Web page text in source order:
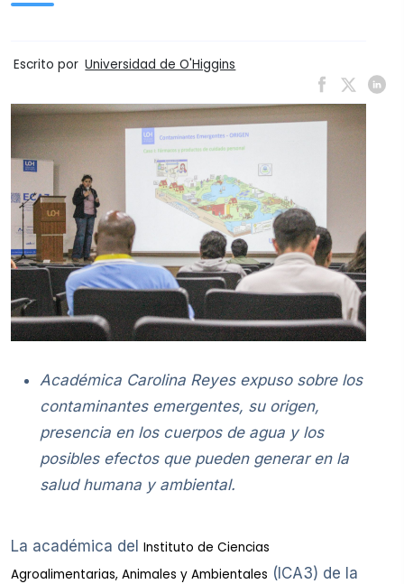
Escrito por Universidad de O'Higgins
Académica Carolina Reyes expuso sobre los
contaminantes emergentes, su origen,
presencia en los cuerpos de agua y los
posibles efectos que pueden generar en la
salud humana y ambiental.
La académica del Instituto de Ciencias
Agroalimentarias, Animales y Ambientales (ICA3) de la